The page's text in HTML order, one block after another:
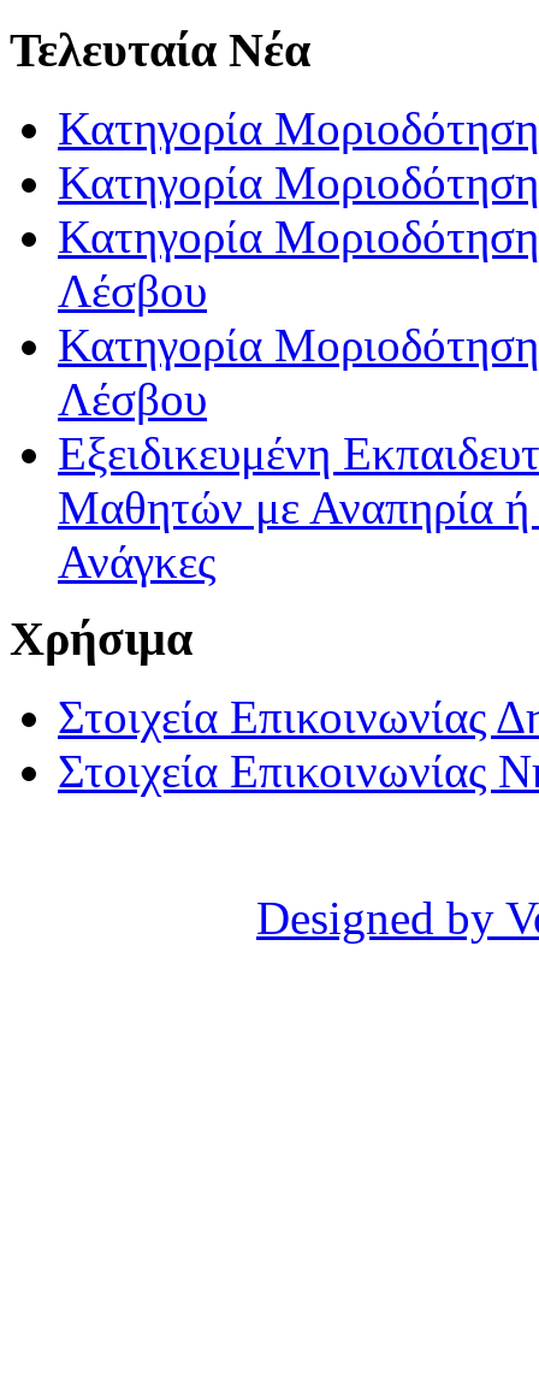
Τελευταία Νέα
Κατηγορία
Κατηγορία
Κατηγορία
Λέσβου
Κατηγορία
Λέσβου
Εξειδικευμένη
Μαθητών με Αναπηρία ή /
Ανάγκες
Χρήσιμα
Στοιχεία Επικοινωνίας
Στοιχεία Επικοινωνίας
Designed by